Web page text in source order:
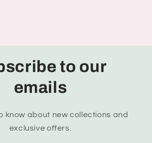
to our
emails
know about new collections and
exclusive offers.